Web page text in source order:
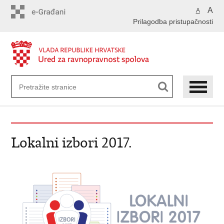
A A
Prilagodba pristupačnosti
Lokalni izbori 2017.